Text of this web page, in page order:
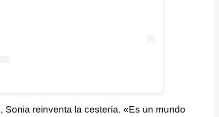
, Sonia reinventa la cestería. «Es un mundo